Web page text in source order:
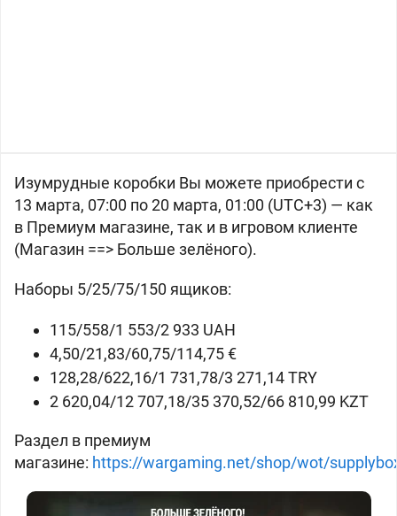
Изумрудные коробки Вы можете приобрести с
13 марта, 07:00 по 20 марта, 01:00 (UTC+3) — как
в Премиум магазине, так и в игровом клиенте
(Магазин ==> Больше зелёного).
Наборы 5/25/75/150 ящиков:
115/558/1 553/2 933 UAH
4,50/21,83/60,75/114,75 €
128,28/622,16/1 731,78/3 271,14 TRY
2 620,04/12 707,18/35 370,52/66 810,99 KZT
Раздел в премиум
магазине: https://wargaming.net/shop/wot/